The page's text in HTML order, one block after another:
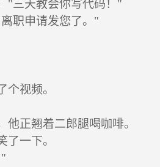
"三天教会你写代码！"
职申请发您了。"
个视频。
他正翘着二郎腿喝咖啡。
了一下。